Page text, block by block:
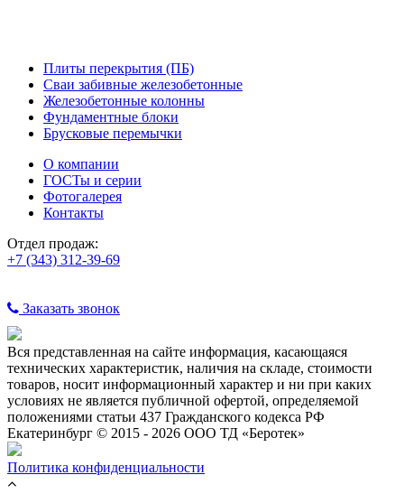
Плиты перекрытия (ПБ)
Сваи забивные железобетонные
Железобетонные колонны
Фундаментные блоки
Брусковые перемычки
О компании
ГОСТы и серии
Фотогалерея
Контакты
Отдел продаж:
+7 (343) 312-39-69
Заказать звонок
Вся представленная на сайте информация, касающаяся
технических характеристик, наличия на складе, стоимости
товаров, носит информационный характер и ни при каких
условиях не является публичной офертой, определяемой
положениями статьи 437 Гражданского кодекса РФ
Екатеринбург © 2015 - 2026 ООО ТД «Беротек»
Политика конфиденциальности